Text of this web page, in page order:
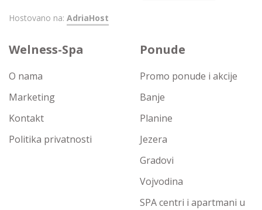
Hostovano na: AdriaHost
Welness-Spa
O nama
Marketing
Kontakt
Politika privatnosti
Ponude
Promo ponude i akcije
Banje
Planine
Jezera
Gradovi
Vojvodina
SPA centri i apartmani u